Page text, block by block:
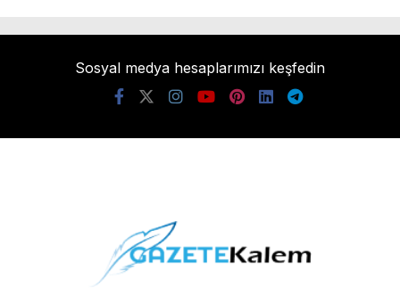
Sosyal medya hesaplarımızı keşfedin